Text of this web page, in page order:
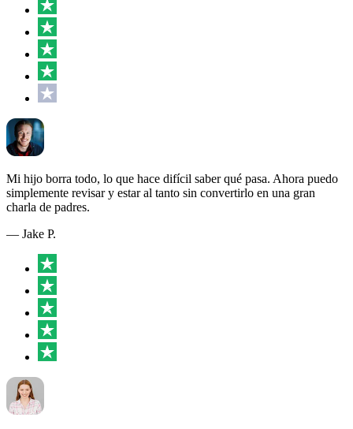
Mi hijo borra todo, lo que hace difícil saber qué pasa. Ahora puedo
simplemente revisar y estar al tanto sin convertirlo en una gran
charla de padres.
— Jake P.